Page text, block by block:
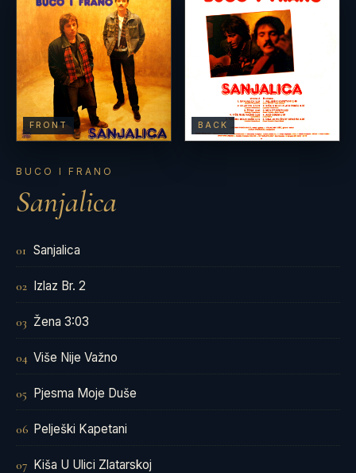
FRONT BACK
BUCO I FRANO
Sanjalica
01 Sanjalica
02 Izlaz Br. 2
03 Žena 3:03
04 Više Nije Važno
05 Pjesma Moje Duše
06 Pelješki Kapetani
07 Kiša U Ulici Zlatarskoj